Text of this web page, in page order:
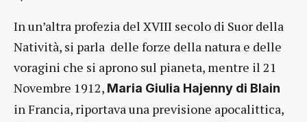
In un’altra profezia del XVIII secolo di Suor della
Natività, si parla delle forze della natura e delle
voragini che si aprono sul pianeta, mentre il 21
Novembre 1912, Maria Giulia Hajenny di Blain
in Francia, riportava una previsione apocalittica,